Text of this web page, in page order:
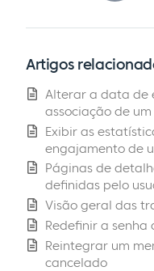
Artigos
Alterar a data de
associação de
Exibir as
engajamento de
Páginas de
definidas pelo
Visão geral das
Redefinir a senha
Reintegrar um
cancelado